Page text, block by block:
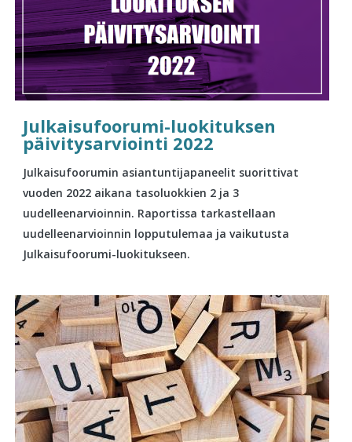
Julkaisufoorumi-luokituksen
päivitysarviointi 2022
Julkaisufoorumin asiantuntijapaneelit suorittivat
vuoden 2022 aikana tasoluokkien 2 ja 3
uudelleenarvioinnin. Raportissa tarkastellaan
uudelleenarvioinnin lopputulemaa ja vaikutusta
Julkaisufoorumi-luokitukseen.